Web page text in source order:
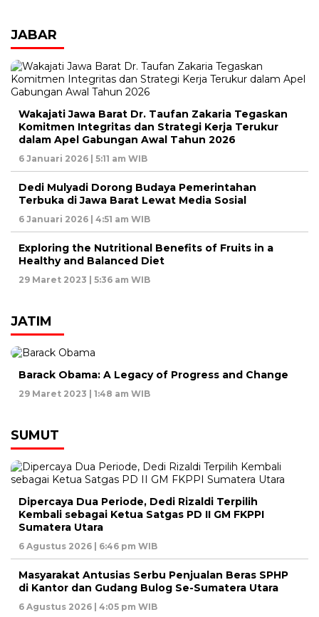
JABAR
Wakajati Jawa Barat Dr. Taufan Zakaria Tegaskan
Komitmen Integritas dan Strategi Kerja Terukur
dalam Apel Gabungan Awal Tahun 2026
6 Januari 2026 | 5:11 am WIB
Dedi Mulyadi Dorong Budaya Pemerintahan
Terbuka di Jawa Barat Lewat Media Sosial
6 Januari 2026 | 4:51 am WIB
Exploring the Nutritional Benefits of Fruits in a
Healthy and Balanced Diet
29 Maret 2023 | 5:36 am WIB
JATIM
Barack Obama: A Legacy of Progress and Change
29 Maret 2023 | 1:48 am WIB
SUMUT
Dipercaya Dua Periode, Dedi Rizaldi Terpilih
Kembali sebagai Ketua Satgas PD II GM FKPPI
Sumatera Utara
6 Agustus 2026 | 6:46 pm WIB
Masyarakat Antusias Serbu Penjualan Beras SPHP
di Kantor dan Gudang Bulog Se-Sumatera Utara
6 Agustus 2026 | 4:05 pm WIB